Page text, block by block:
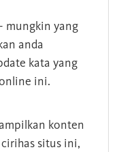
- mungkin yang
anda
kata yang
ini.
konten
situs ini,